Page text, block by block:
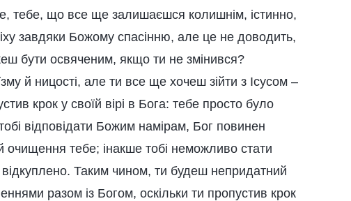
тебе, що все ще залишаєшся колишнім, істинно,
завдяки Божому спасінню, але це не доводить,
бути освяченим, якщо ти не змінився?
й ницості, але ти все ще хочеш зійти з Ісусом –
крок у своїй вірі в Бога: тебе просто було
відповідати Божим намірам, Бог повинен
очищення тебе; інакше тобі неможливо стати
відкуплено. Таким чином, ти будеш непридатний
разом із Богом, оскільки ти пропустив крок